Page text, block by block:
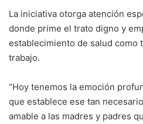
La iniciativa otorga atención
donde prime el trato digno y
establecimiento de salud como
trabajo.
“Hoy tenemos la emoción
que establece ese tan
amable a las madres y padres